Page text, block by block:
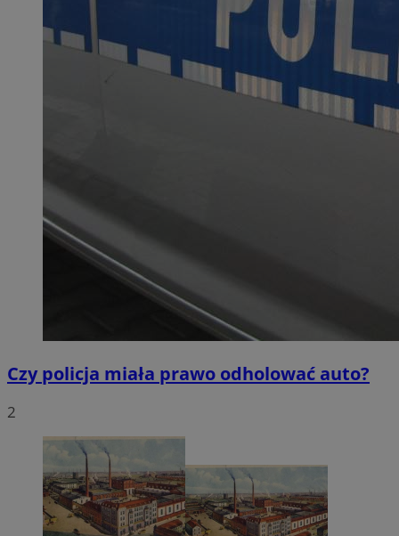
Czy policja miała prawo odholować auto?
2